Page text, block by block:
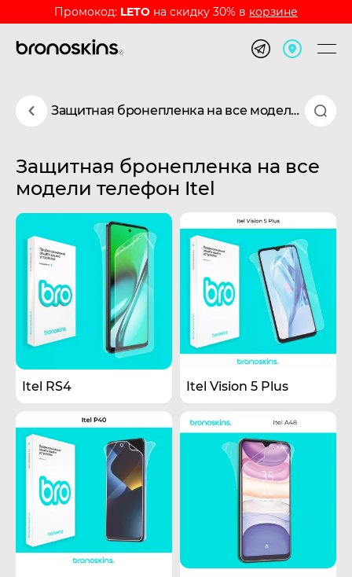
Промокод: LETO на скидку 30% в корзине
Защитная бронепленка на все модели телефон Itel
Защитная бронепленка на все
модели телефон Itel
Itel RS4 Itel Vision 5 Plus